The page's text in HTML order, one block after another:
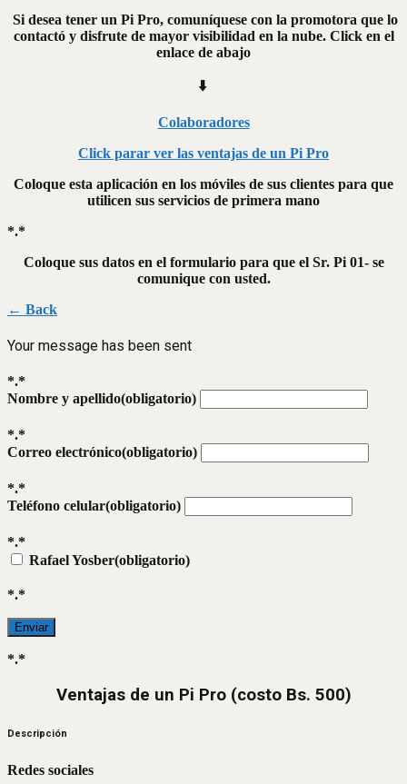
Si desea tener un Pi Pro, comuníquese con la promotora que lo
contactó y disfrute de mayor visibilidad en la nube. Click en el
enlace de abajo
⬇️
Colaboradores
Click parar ver las ventajas de un Pi Pro
Coloque esta aplicación en los móviles de sus clientes para que
utilicen sus servicios de primera mano
*.*
Coloque sus datos en el formulario para que el Sr. Pi 01- se
comunique con usted.
← Back
Your message has been sent
*.*
Nombre y apellido(obligatorio)
*.*
Correo electrónico(obligatorio)
*.*
Teléfono celular(obligatorio)
*.*
Rafael Yosber(obligatorio)
*.*
Enviar
*.*
Ventajas de un Pi Pro (costo Bs. 500)
Descripción
Redes sociales